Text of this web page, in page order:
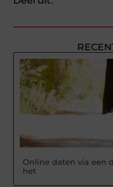
Online daten via een
het